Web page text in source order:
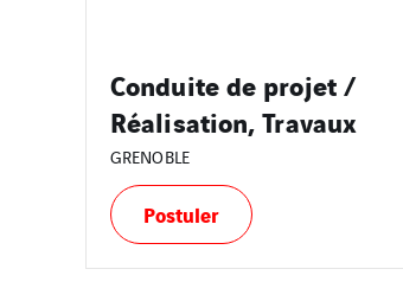
Conduite de projet /
Réalisation, Travaux
GRENOBLE
Postuler